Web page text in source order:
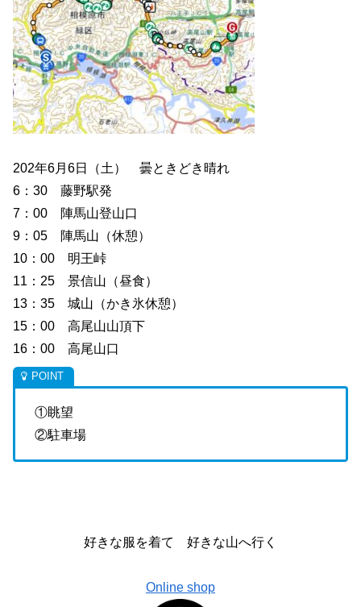
202年6月6日（土） 曇ときどき晴れ
6：30 藤野駅発
7：00 陣馬山登山口
9：05 陣馬山（休憩）
10：00 明王峠
11：25 景信山（昼食）
13：35 城山（かき氷休憩）
15：00 高尾山山頂下
16：00 高尾山口
①眺望
②駐車場
好きな服を着て 好きな山へ行く
Online shop